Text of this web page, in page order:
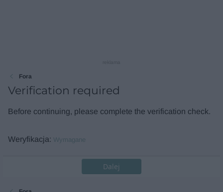
Fora
Verification required
Before continuing, please complete the verification check.
Weryfikacja Wymagane
Dalej